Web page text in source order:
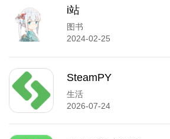
i站
图书
2024-02-25
SteamPY
生活
2026-07-24